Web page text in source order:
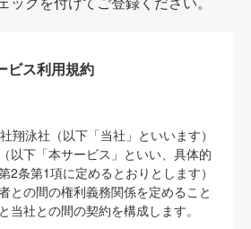
ビス利用規約
翔泳社（以下「当社」といいます）
以下「本サービス」といい、具体的
2条第1項に定めるとおりとします）
との間の権利義務関係を定めること
当社との間の契約を構成します。